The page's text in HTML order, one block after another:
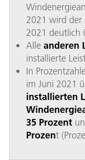
2021 wird der
2021 deutlich
Alle anderen
installierte
In
im Juni 2021
installierten
35 Prozent
Prozent